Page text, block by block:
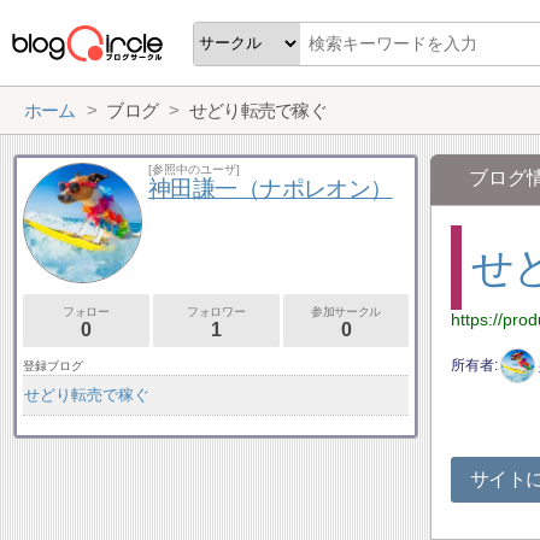
ホーム ブログ せどり転売で稼ぐ
ブログ
せ
https://
所有者
サイト
[参照中のユーザ]
神田謙一（ナポレオン）
フォロー
0
フォロワー
1
参加サークル
0
登録ブログ
せどり転売で稼ぐ